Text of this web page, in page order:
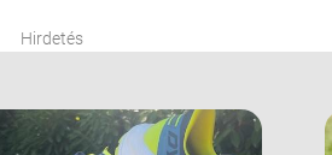
Hirdetés